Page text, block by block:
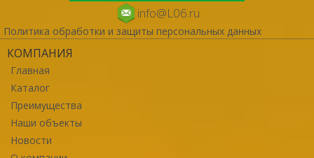
info@L06.ru
Политика обработки и защиты персональных данных
КОМПАНИЯ
Главная
Каталог
Преимущества
Наши объекты
Новости